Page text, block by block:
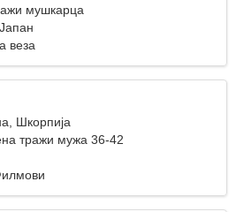
мушкарца
веза
Шкорпија
тражи мужа 36-42